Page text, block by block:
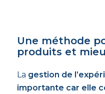
Une méthode
produits et
La gestion de
importante car elle